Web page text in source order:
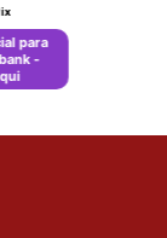
para
-